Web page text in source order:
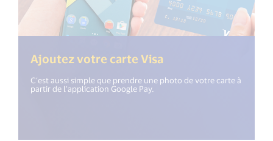
Ajoutez votre carte Visa
C’est aussi simple que prendre une photo de votre carte à
partir de l’application Google Pay.